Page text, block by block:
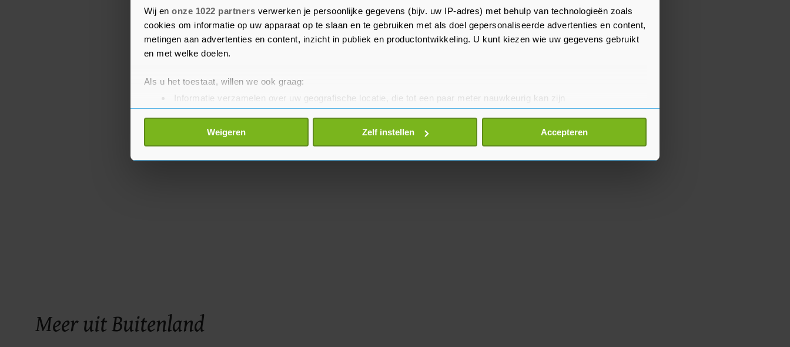
Wij en onze 1022 partners verwerken je persoonlijke gegevens (bijv. uw IP-adres) met behulp van technologieën zoals
cookies om informatie op uw apparaat op te slaan en te gebruiken met als doel gepersonaliseerde advertenties en content,
metingen aan advertenties en content, inzicht in publiek en productontwikkeling. U kunt kiezen wie uw gegevens gebruikt
en met welke doelen.
Als u het toestaat, willen we ook graag:
Informatie verzamelen over uw geografische locatie, die tot een paar meter nauwkeurig kan zijn
Uw apparaat identificeren door het actief te scannen op specifieke eigenschappen (fingerprinting)
Lees meer over hoe uw persoonlijke gegevens worden verwerkt en stel uw voorkeuren in het
detailgedeelte
toestemming op elk moment wijzigen of intrekken in de Cookieverklaring.
Weigeren Zelf instellen Accepteren
president Donald Trump vloog de helikopter veel te
hoog.
Meer uit Buitenland